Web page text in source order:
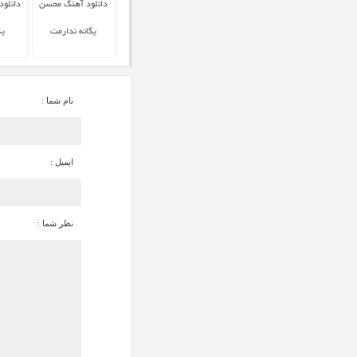
دانلود آهنگ محسن
یگانه ندارمت
نام شما :
ایمیل :
نظر شما :